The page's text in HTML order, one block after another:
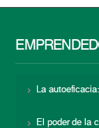
La
El poder de la